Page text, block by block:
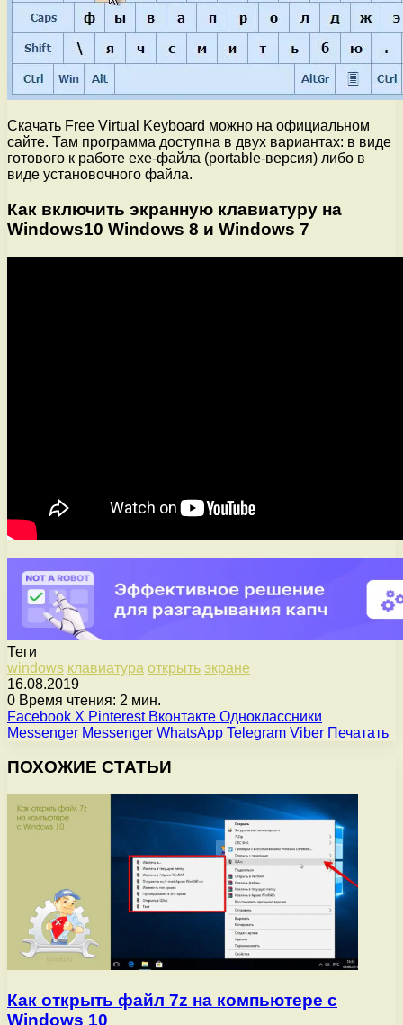
Скачать Free Virtual Keyboard можно на официальном
сайте. Там программа доступна в двух вариантах: в виде
готового к работе exe-файла (portable-версия) либо в
виде установочного файла.
Как включить экранную клавиатуру на
Windows10 Windows 8 и Windows 7
Теги
windows клавиатура открыть экране
16.08.2019
0 Время чтения: 2 мин.
Facebook X Pinterest Вконтакте Одноклассники
Messenger Messenger WhatsApp Telegram Viber Печатать
ПОХОЖИЕ СТАТЬИ
Как открыть файл 7z на компьютере с
Windows 10